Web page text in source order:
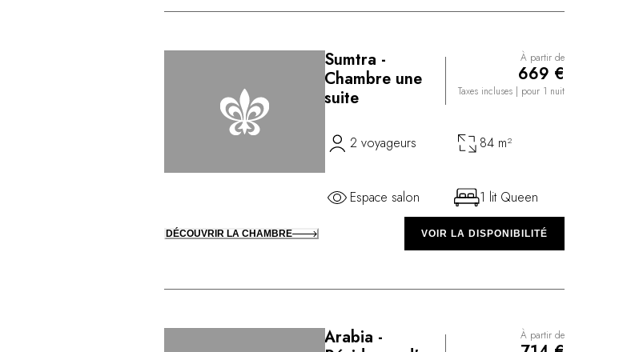
Sumtra -
Chambre une
suite
À partir de
669 €
Taxes incluses | pour 1 nuit
2 voyageurs 84 m²
Espace salon 1 lit Queen
DÉCOUVRIR LA CHAMBRE VOIR LA DISPONIBILITÉ
Arabia -
À partir de